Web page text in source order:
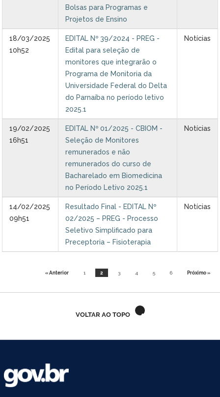
Bolsas para Programas e
Projetos de Ensino
18/03/2025
10h52
EDITAL Nº 39/2024 - PREG -
Edital para seleção de
monitores que integrarão o
Programa de Monitoria da
Universidade Federal do Delta
do Parnaíba no período letivo
2025.1
Notícias
19/02/2025
16h51
EDITAL Nº 01/2025 - CBIOM -
Seleção de Monitores
remunerados e não
remunerados do curso de
Bacharelado em Biomedicina
no Período Letivo 2025.1
Notícias
14/02/2025
09h51
Resultado Final - EDITAL Nº
02/2025 – PREG - Processo
Seletivo Simplificado para
Preceptoria – Fisioterapia
Notícias
« Anterior 1 2 3 4 5 6 Próximo »
VOLTAR AO TOPO